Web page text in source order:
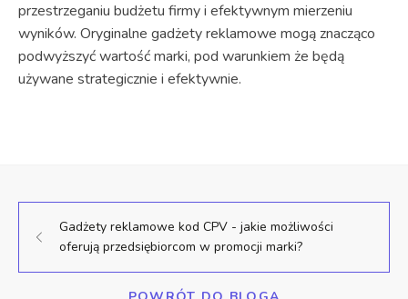
przestrzeganiu budżetu firmy i efektywnym mierzeniu
wyników. Oryginalne gadżety reklamowe mogą znacząco
podwyższyć wartość marki, pod warunkiem że będą
używane strategicznie i efektywnie.
Gadżety reklamowe kod CPV - jakie możliwości
oferują przedsiębiorcom w promocji marki?